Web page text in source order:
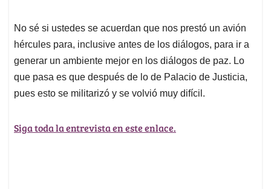
No sé si ustedes se acuerdan que nos prestó un avión
hércules para, inclusive antes de los diálogos, para ir a
generar un ambiente mejor en los diálogos de paz. Lo
que pasa es que después de lo de Palacio de Justicia,
pues esto se militarizó y se volvió muy difícil.
Siga toda la entrevista en este enlace.